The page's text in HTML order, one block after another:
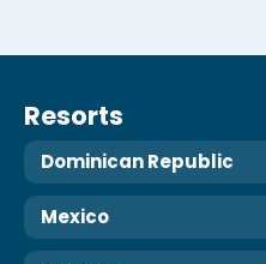
Resorts
Dominican Republic
Mexico